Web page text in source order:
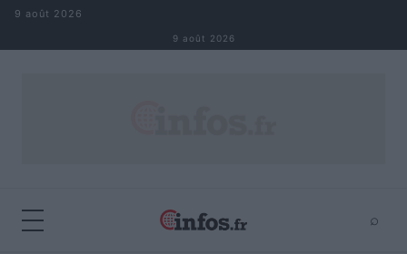
Aller au contenu
9 août 2026
9 août 2026
⌕